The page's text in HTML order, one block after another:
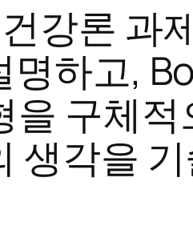
강론 과
명하고,
구체
생각을